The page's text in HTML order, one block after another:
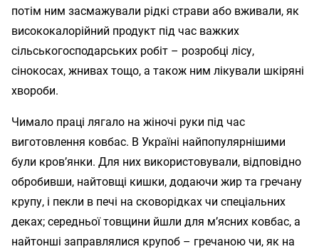
потім ним засмажували рідкі страви або вживали, як
висококалорійний продукт під час важких
сільськогосподарських робіт – розробці лісу,
сінокосах, жнивах тощо, а також ним лікували шкіряні
хвороби.
Чимало праці лягало на жіночі руки під час
виготовлення ковбас. В Україні найпопулярнішими
були кров’янки. Для них використовували, відповідно
обробивши, найтовщі кишки, додаючи жир та гречану
крупу, і пекли в печі на сковорідках чи спеціальних
деках; середньої товщини йшли для м’ясних ковбас, а
найтонші заправлялися крупоб – гречаною чи, як на